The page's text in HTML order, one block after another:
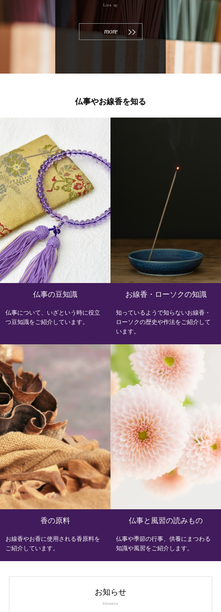
Line up
more
仏事やお線香を知る
仏事の豆知識
仏事について、いざという時に役立
つ豆知識をご紹介しています。
お線香・ローソクの知識
知っているようで知らないお線香・
ローソクの歴史や作法をご紹介して
います。
香の原料
お線香やお香に使用される香原料を
ご紹介しています。
仏事と風習の読みもの
仏事や季節の行事、供養にまつわる
知識や風習をご紹介します。
お知らせ
Infomation